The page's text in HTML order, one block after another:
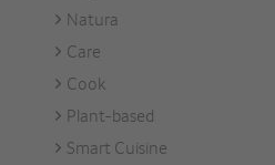
Natura
Care
Cook
Plant-based
Smart Cuisine